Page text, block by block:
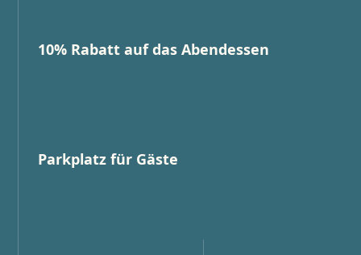
10% Rabatt auf das Abendessen
Parkplatz für Gäste